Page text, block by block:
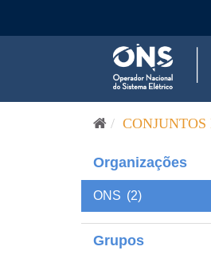
Organizações
ONS (2)
Grupos